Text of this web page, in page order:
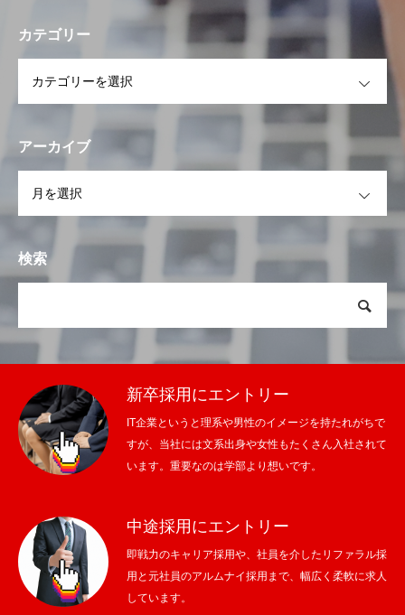
カテゴリー
アーカイブ
検索
新卒採用にエントリー
IT企業というと理系や男性のイメージを持たれがちで
すが、当社には文系出身や女性もたくさん入社されて
います。重要なのは学部より想いです。
中途採用にエントリー
即戦力のキャリア採用や、社員を介したリファラル採
用と元社員のアルムナイ採用まで、幅広く柔軟に求人
しています。